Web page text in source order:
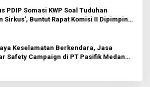
PDIP Somasi KWP Soal Tuduhan
Sirkus’, Buntut Rapat Komisi II Dipimpin
Keselamatan Berkendara, Jasa
Safety Campaign di PT Pasifik Medan